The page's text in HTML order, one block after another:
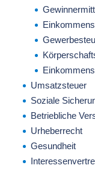
Umsatzsteuer
Soziale
Betriebliche
Urheberrecht
Gesundheit